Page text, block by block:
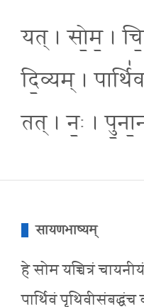
यत् । सो॒म॒ ।
दि॒व्यम् ।
तत् । नः॒ ।
सायणभाष्यम्
हे सोम यच्चित्रं
पार्थिवं